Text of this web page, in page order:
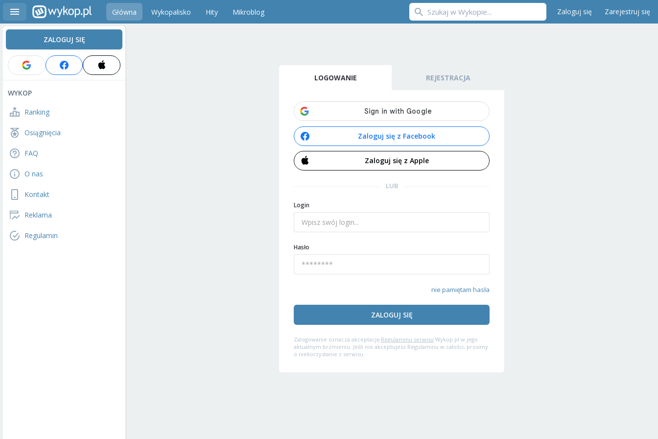
Główna Wykopalisko Hity Mikroblog Zaloguj się Zarejestruj się
ZALOGUJ SIĘ
WYKOP
Ranking
Osiągnięcia
FAQ
O nas
Kontakt
Reklama
Regulamin
LOGOWANIE REJESTRACJA
Zaloguj się z Facebook
Zaloguj się z Apple
LUB
Login
Hasło
nie pamiętam hasła
ZALOGUJ SIĘ
Zalogowanie oznacza akceptację Regulaminu serwisu Wykop.pl w jego
aktualnym brzmieniu. Jeśli nie akceptujesz Regulaminu w całości, prosimy
o niekorzystanie z serwisu.